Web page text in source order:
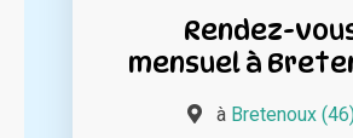
Rendez-
mensuel à
à Bretenoux